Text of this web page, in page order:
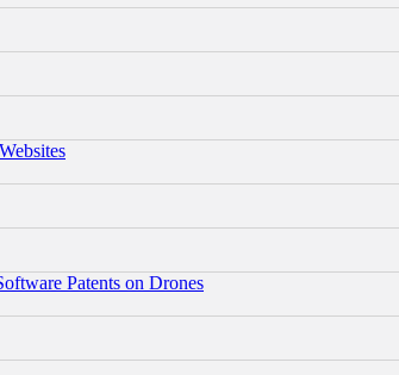
Patents on Drones